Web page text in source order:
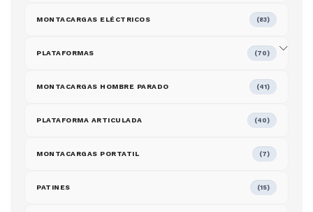
MONTACARGAS ELÉCTRICOS (83)
PLATAFORMAS (70)
MONTACARGAS HOMBRE PARADO (41)
PLATAFORMA ARTICULADA (40)
MONTACARGAS PORTATIL (7)
PATINES (15)